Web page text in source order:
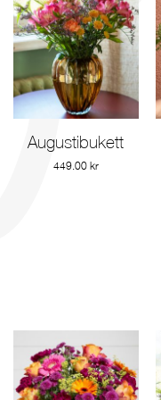
Gå till produkt
Augustibukett
449.00 kr